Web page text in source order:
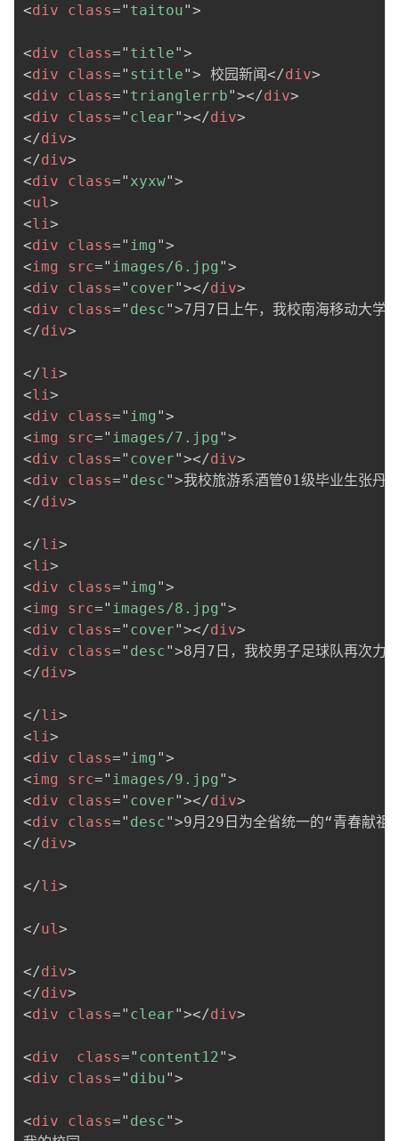
<div class=" taitou">
<div class=" title">
<div class=" stitle"> 校园新闻</div>
<div class=" trianglerrb"></div>
<div class=" clear"></div>
</div>
</div>
<div class=" xyxw">
<ul>
<li>
<div class=" img ">
<img src=" images/6.jpg ">
<div class=" cover"></div>
<div class=" desc">7月7日上午，我校南海移动大
</div>
</li>
<li>
<div class=" img ">
<img src=" images/7.jpg ">
<div class=" cover"></div>
<div class=" desc">我校旅游系酒管01级毕业生张
</div>
</li>
<li>
<div class=" img ">
<img src=" images/8.jpg ">
<div class=" cover"></div>
<div class=" desc">8月7日，我校男子足球队再次
</div>
</li>
<li>
<div class=" img ">
<img src=" images/9.jpg ">
<div class=" cover"></div>
<div class=" desc">9月29日为全省统一的“青春献祖
</div>
</li>
</ul>
</div>
</div>
<div class=" clear"></div>
<div class=" content12">
<div class=" dibu">
<div class=" desc">